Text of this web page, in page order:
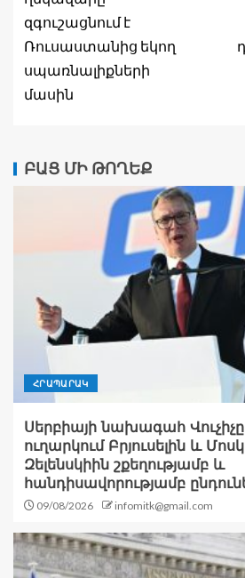
զգուշացնում է
Ռուսաստանից եկող
սպառնալիքների
մասին
ԲԱՑ ՄԻ ԹՈՂԵՔ
ՀՐԱՊԱՐԱԿ
Սերբիայի նախագահ
ուղարկում Բրյուսելին և
Զելենսկիին շքեղությամբ և
հանդիսավորությամբ
09/08/2026 infomitk@gmail.com